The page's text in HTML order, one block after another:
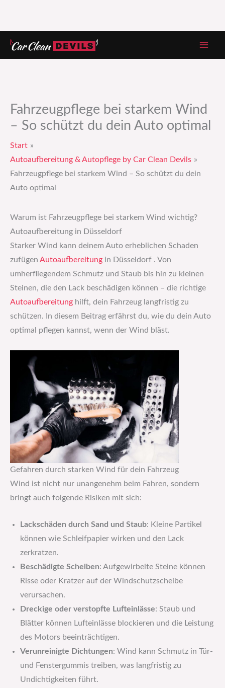
Zum
Inhalt
Fahrzeugpflege bei starkem Wind
– So schützt du dein Auto optimal
Start
Autoaufbereitung & Autopflege by Car Clean Devils
Fahrzeugpflege bei starkem Wind – So schützt du dein
Auto optimal
Warum ist Fahrzeugpflege bei starkem Wind wichtig?
Autoaufbereitung in Düsseldorf
Starker Wind kann deinem Auto erheblichen Schaden
zufügen Autoaufbereitung in Düsseldorf . Von
umherfliegendem Schmutz und Staub bis hin zu kleinen
Steinen, die den Lack beschädigen können – die richtige
Autoaufbereitung hilft, dein Fahrzeug langfristig zu
schützen. In diesem Beitrag erfährst du, wie du dein Auto
optimal pflegen kannst, wenn der Wind bläst.
Gefahren durch starken Wind für dein Fahrzeug
Wind ist nicht nur unangenehm beim Fahren, sondern
bringt auch folgende Risiken mit sich:
Lackschäden durch Sand und Staub: Kleine Partikel
können wie Schleifpapier wirken und den Lack
zerkratzen.
Beschädigte Scheiben: Aufgewirbelte Steine können
Risse oder Kratzer auf der Windschutzscheibe
verursachen.
Dreckige oder verstopfte Lufteinlässe: Staub und
Blätter können Lufteinlässe blockieren und die Leistung
des Motors beeinträchtigen.
Verunreinigte Dichtungen: Wind kann Schmutz in Tür-
und Fenstergummis treiben, was langfristig zu
Undichtigkeiten führt.